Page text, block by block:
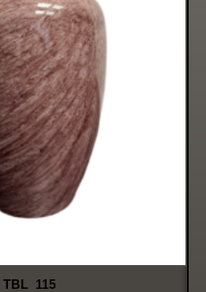
TBL 115